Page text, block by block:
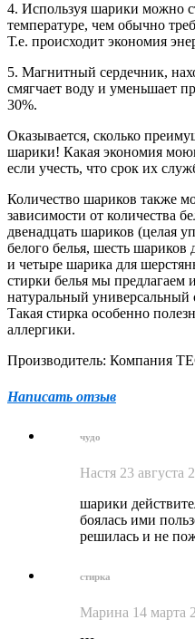
4. Используя шарики можно
температуре, чем обычно
Т.е. происходит экономия
5. Магнитный сердечник,
смягчает воду и уменьшает
30%.
Оказывается, сколько
шарики! Какая экономия
если учесть, что срок их
Количество шариков также
зависимости от количества
двенадцать шариков (целая
белого белья, шесть
и четыре шарика для
стирки белья мы предлагаем
натуральный универсальный
Такая стирка особенно
аллергики.
Производитель: Компания
Написать отзыв
чудо
Настя 23 августа
шарики
боялась ими
решилась и не
стирка
Марина 14 марта